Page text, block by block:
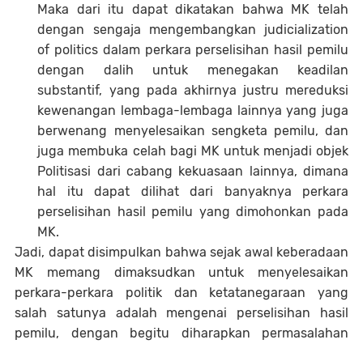
Maka dari itu dapat dikatakan bahwa MK telah
dengan sengaja mengembangkan judicialization
of politics dalam perkara perselisihan hasil pemilu
dengan dalih untuk menegakan keadilan
substantif, yang pada akhirnya justru mereduksi
kewenangan lembaga-lembaga lainnya yang juga
berwenang menyelesaikan sengketa pemilu, dan
juga membuka celah bagi MK untuk menjadi objek
Politisasi dari cabang kekuasaan lainnya, dimana
hal itu dapat dilihat dari banyaknya perkara
perselisihan hasil pemilu yang dimohonkan pada
MK.
Jadi, dapat disimpulkan bahwa sejak awal keberadaan
MK memang dimaksudkan untuk menyelesaikan
perkara-perkara politik dan ketatanegaraan yang
salah satunya adalah mengenai perselisihan hasil
pemilu, dengan begitu diharapkan permasalahan